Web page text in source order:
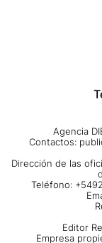
Agencia
Contactos:
Dirección de las
Teléfono:
Editor
Empresa